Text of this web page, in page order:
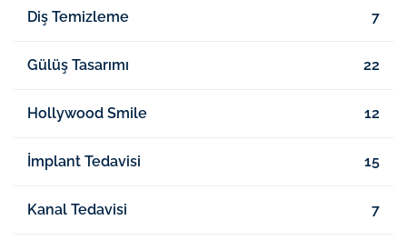
Diş Temizleme 7
Gülüş Tasarımı 22
Hollywood Smile 12
İmplant Tedavisi 15
Kanal Tedavisi 7